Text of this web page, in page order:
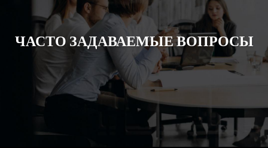
ЧАСТО ЗАДАВАЕМЫЕ ВОПРОСЫ